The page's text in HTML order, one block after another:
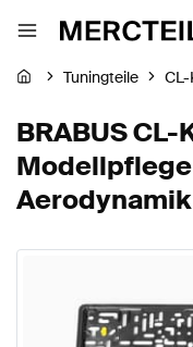
Tuningteile CL-
BRABUS CL-
Aerodynamik